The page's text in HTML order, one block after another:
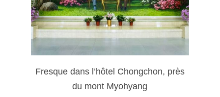
Fresque dans l’hôtel Chongchon, près
du mont Myohyang